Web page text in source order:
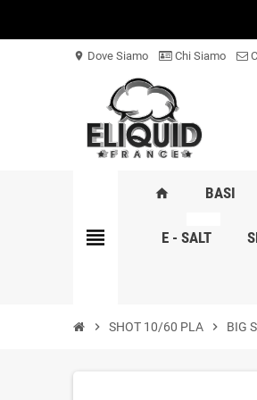
location_on Dove Siamo Chi Siamo
view_headline
home BASI
E - SALT
chevron_right SHOT 10/60 PLA chevron_right BIG